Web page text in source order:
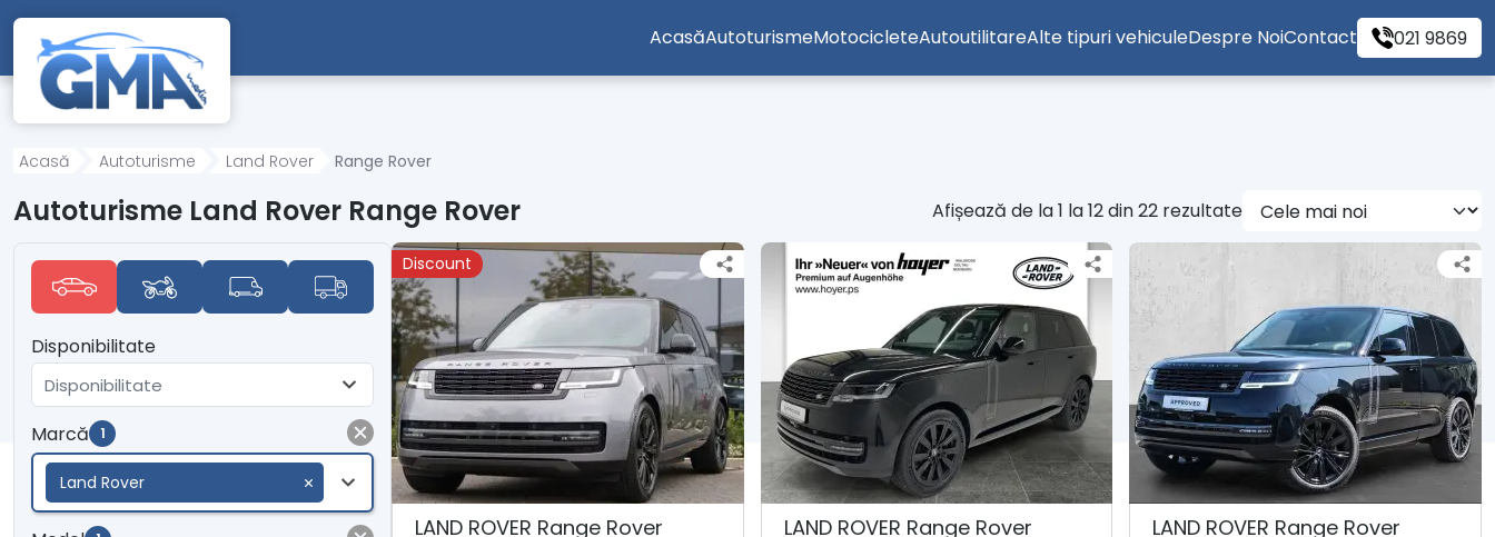
Mergi direct la conținutul principal
AcasăAutoturismeMotocicleteAutoutilitareAlte tipuri vehiculeDespre NoiContact 021 9869
Acasă Autoturisme Land Rover Range Rover
Autoturisme Land Rover Range Rover Afișează de la 1 la 12 din 22 rezultate
Disponibilitate
Disponibilitate
Marcă 1
Land Rover
Discount
LAND ROVER Range Rover
LAND ROVER Range Rover
LAND ROVER Range Rover